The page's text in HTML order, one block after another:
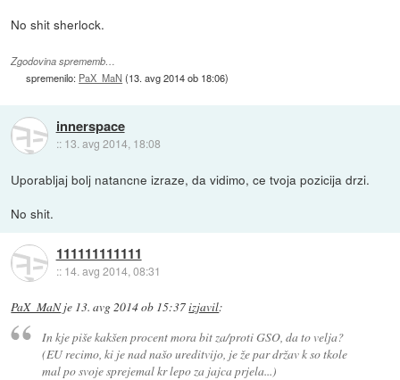
No shit sherlock.
Zgodovina sprememb…
spremenilo: PaX_MaN(13. avg 2014 ob 18:06)
innerspace
:: 13. avg 2014, 18:08
Uporabljaj bolj natancne izraze, da vidimo, ce tvoja pozicija drzi.
No shit.
111111111111
:: 14. avg 2014, 08:31
PaX_MaNje 13. avg 2014 ob 15:37izjavil:
In kje piše kakšen procent mora bit za/proti GSO, da to velja?
(EU recimo, ki je nad našo ureditvijo, je že par držav k so tkole
mal po svoje sprejemal kr lepo za jajca prjela...)